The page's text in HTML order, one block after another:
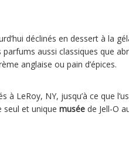
déclinés en dessert à la
parfums aussi classiques que
anglaise ou pain d’épices.
à LeRoy, NY, jusqu’à ce que
seul et unique musée de Jell-O